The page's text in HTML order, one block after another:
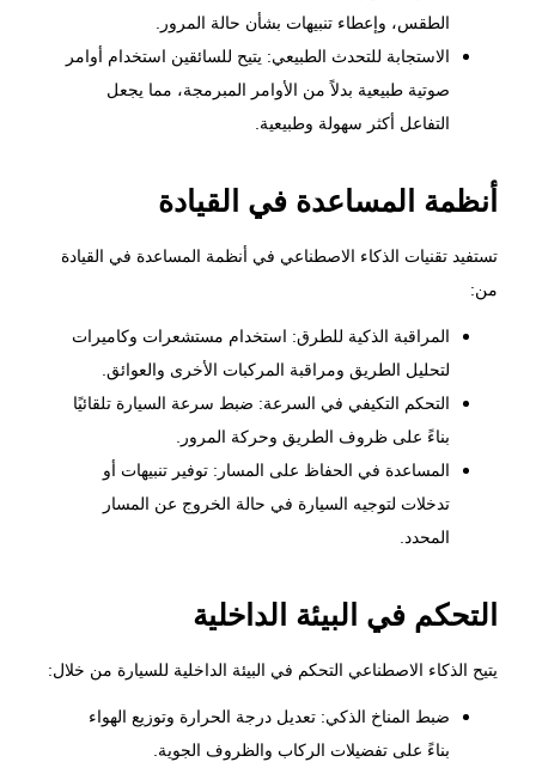
الطقس، وإعطاء تنبيهات بشأن حالة المرور.
الاستجابة للتحدث الطبيعي: يتيح للسائقين استخدام أوامر
صوتية طبيعية بدلاً من الأوامر المبرمجة، مما يجعل
التفاعل أكثر سهولة وطبيعية.
أنظمة المساعدة في القيادة
تستفيد تقنيات الذكاء الاصطناعي في أنظمة المساعدة في القيادة
من:
المراقبة الذكية للطرق: استخدام مستشعرات وكاميرات
لتحليل الطريق ومراقبة المركبات الأخرى والعوائق.
التحكم التكيفي في السرعة: ضبط سرعة السيارة تلقائيًا
بناءً على ظروف الطريق وحركة المرور.
المساعدة في الحفاظ على المسار: توفير تنبيهات أو
تدخلات لتوجيه السيارة في حالة الخروج عن المسار
المحدد.
التحكم في البيئة الداخلية
يتيح الذكاء الاصطناعي التحكم في البيئة الداخلية للسيارة من خلال:
ضبط المناخ الذكي: تعديل درجة الحرارة وتوزيع الهواء
بناءً على تفضيلات الركاب والظروف الجوية.